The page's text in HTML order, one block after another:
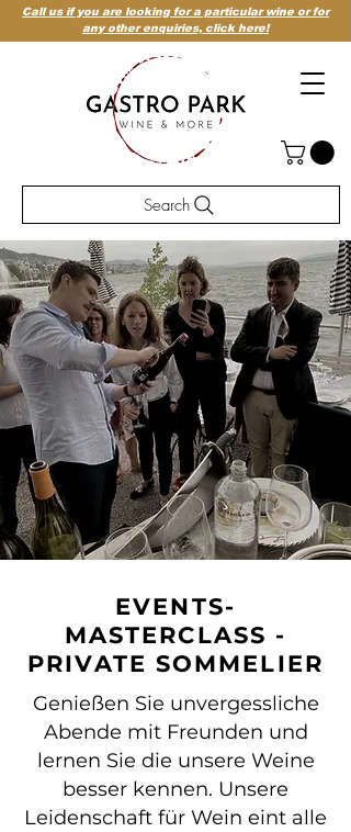
Call us if you are looking for a particular wine or for
any other enquiries, click here!
Search
EVENTS-
MASTERCLASS -
PRIVATE SOMMELIER
Genießen Sie unvergessliche
Abende mit Freunden und
lernen Sie die unsere Weine
besser kennen. Unsere
Leidenschaft für Wein eint alle